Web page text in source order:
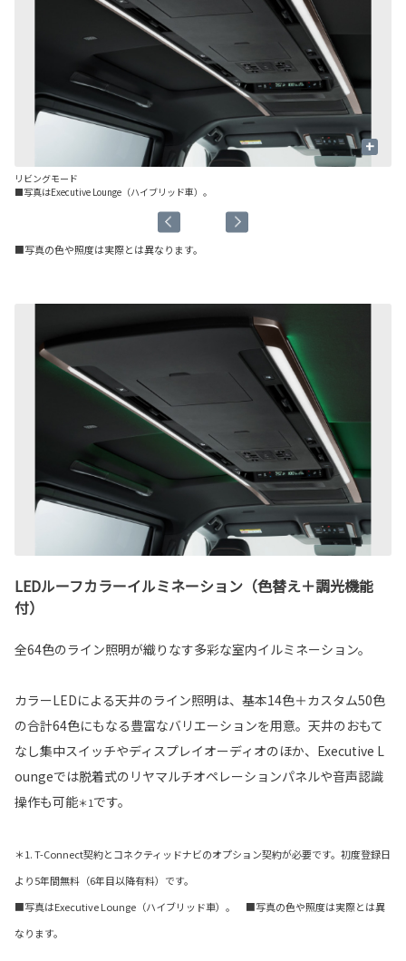
+
リビングモード
■写真はExecutive Lounge（ハイブリッド車）。
■写真の色や照度は実際とは異なります。
LEDルーフカラーイルミネーション（色替え＋調光機能
付）
全64色のライン照明が織りなす多彩な室内イルミネーション。
カラーLEDによる天井のライン照明は、基本14色＋カスタム50色
の合計64色にもなる豊富なバリエーションを用意。天井のおもて
なし集中スイッチやディスプレイオーディオのほか、Executive L
oungeでは脱着式のリヤマルチオペレーションパネルや音声認識
操作も可能＊1です。
＊1. T-Connect契約とコネクティッドナビのオプション契約が必要です。初度登録日
より5年間無料（6年目以降有料）です。
■写真はExecutive Lounge（ハイブリッド車）。 ■写真の色や照度は実際とは異
なります。